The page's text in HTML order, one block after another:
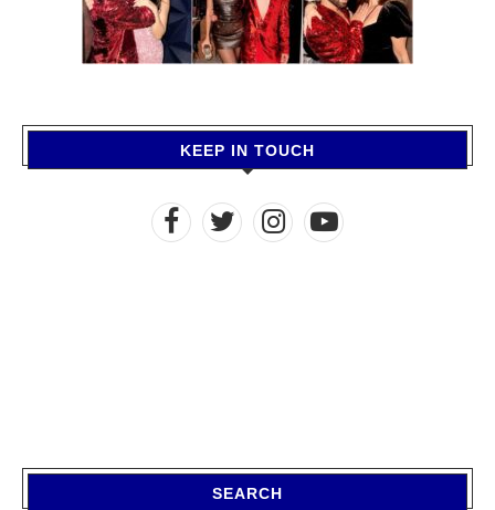
KEEP IN TOUCH
SEARCH